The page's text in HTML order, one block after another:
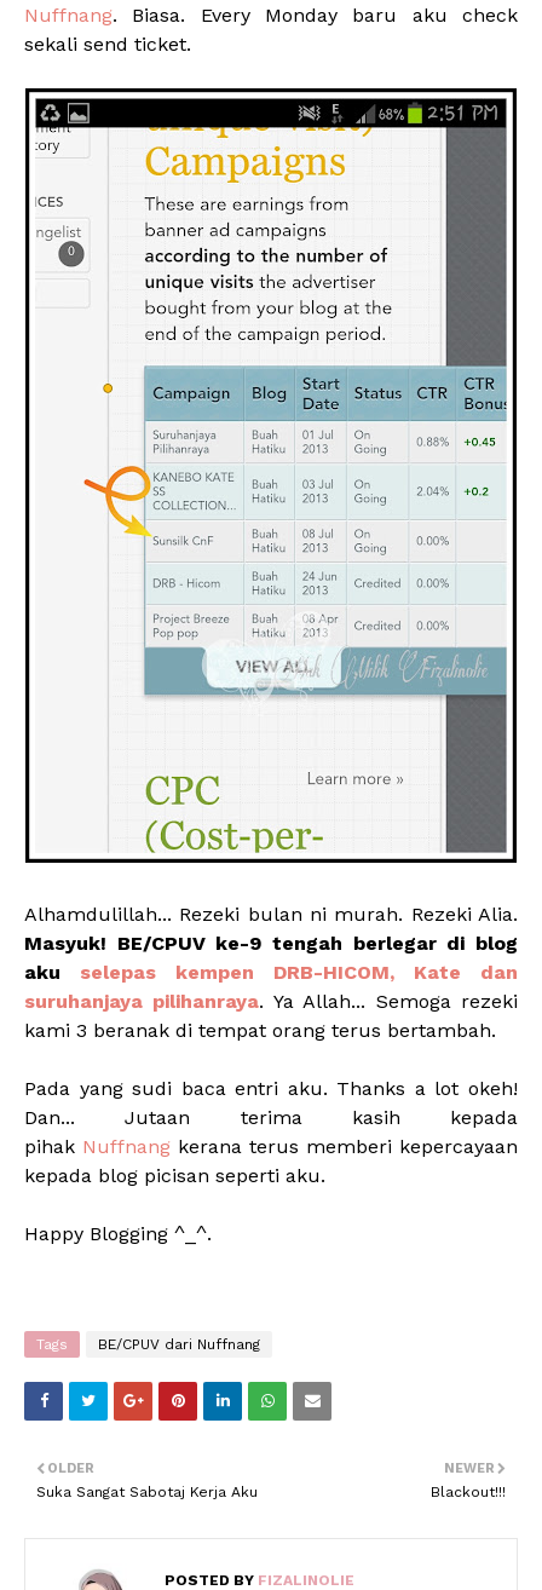
Nuffnang. Biasa. Every Monday baru aku check
sekali send ticket.
Alhamdulillah... Rezeki bulan ni murah. Rezeki Alia.
Masyuk! BE/CPUV ke-9 tengah berlegar di blog
aku selepas kempen DRB-HICOM, Kate dan
suruhanjaya pilihanraya. Ya Allah... Semoga rezeki
kami 3 beranak di tempat orang terus bertambah.
Pada yang sudi baca entri aku. Thanks a lot okeh!
Dan... Jutaan terima kasih kepada
pihak Nuffnang kerana terus memberi kepercayaan
kepada blog picisan seperti aku.
Happy Blogging ^_^.
Tags BE/CPUV dari Nuffnang
NEWER
Blackout!!!
OLDER
Suka Sangat Sabotaj Kerja Aku
POSTED BY FIZALINOLIE